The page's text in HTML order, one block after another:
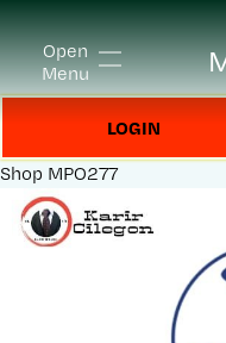
Open
Menu
LOGIN
Shop MPO277